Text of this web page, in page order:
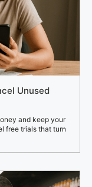
Unused
and keep your
free trials that turn